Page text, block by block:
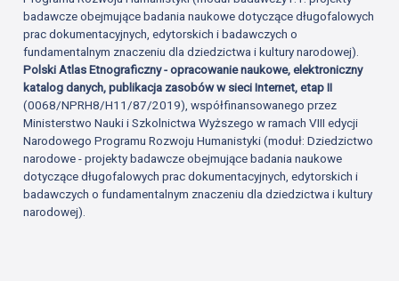
badawcze obejmujące badania naukowe dotyczące długofalowych
prac dokumentacyjnych, edytorskich i badawczych o
fundamentalnym znaczeniu dla dziedzictwa i kultury narodowej).
Polski Atlas Etnograficzny - opracowanie naukowe, elektroniczny
katalog danych, publikacja zasobów w sieci Internet, etap II
(0068/NPRH8/H11/87/2019), współfinansowanego przez
Ministerstwo Nauki i Szkolnictwa Wyższego w ramach VIII edycji
Narodowego Programu Rozwoju Humanistyki (moduł: Dziedzictwo
narodowe - projekty badawcze obejmujące badania naukowe
dotyczące długofalowych prac dokumentacyjnych, edytorskich i
badawczych o fundamentalnym znaczeniu dla dziedzictwa i kultury
narodowej).